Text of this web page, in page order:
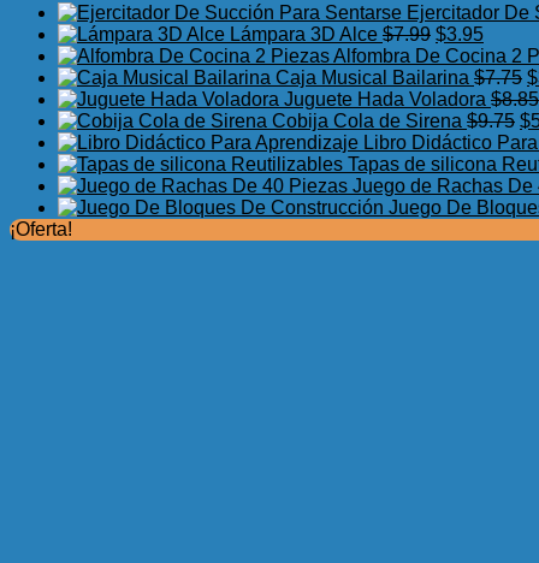
Ejercitador De
Lámpara 3D Alce $7.99 El
precio
original
era:
$7.99.
$3.95El
precio
actual
es:
$3.95.
Alfombra De Cocina 2
Caja Musical Bailarina $7.75 $
Juguete Hada Voladora $8.85
Cobija Cola de Sirena $9.75 El
$
Libro Didáctico
Tapas de silicona
Juego de Rachas De
Juego De
¡Oferta!